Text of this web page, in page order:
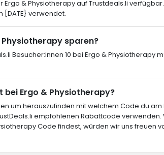
& Physiotherapy auf Trustdeals.li
[DATE} verwendet.
Physiotherapy sparen?
Besucher:innen 10 bei Ergo & Physiotherapy
bei Ergo & Physiotherapy?
um herauszufinden mit welchem Code du am
empfohlenen Rabattcode verwenden.
Code findest, würden wir uns freuen